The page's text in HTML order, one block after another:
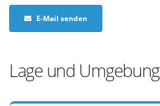
E-Mail senden
Lage und Umgebung